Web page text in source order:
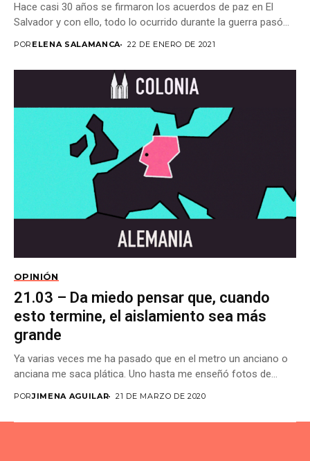
Hace casi 30 años se firmaron los acuerdos de paz en El
Salvador y con ello, todo lo ocurrido durante la guerra pasó...
POR ELENA SALAMANCA 22 DE ENERO DE 2021
OPINIÓN
21.03 – Da miedo pensar que, cuando
esto termine, el aislamiento sea más
grande
Ya varias veces me ha pasado que en el metro un anciano o
anciana me saca plática. Uno hasta me enseñó fotos de...
PORJIMENA AGUILAR 21 DE MARZO DE 2020